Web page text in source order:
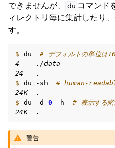
できませんが、
du コマンド
ィレクトリ毎に集計したり
す。
$ du
# デフォルトの単位は
4    ./data
24   .
$ du -sh
# human-
24K  .
$ du -d 0 -h
# 表示する階
24K  .
警告